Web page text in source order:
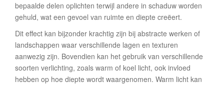
bepaalde delen oplichten terwijl andere in schaduw worden
gehuld, wat een gevoel van ruimte en diepte creëert.
Dit effect kan bijzonder krachtig zijn bij abstracte werken of
landschappen waar verschillende lagen en texturen
aanwezig zijn. Bovendien kan het gebruik van verschillende
soorten verlichting, zoals warm of koel licht, ook invloed
hebben op hoe diepte wordt waargenomen. Warm licht kan